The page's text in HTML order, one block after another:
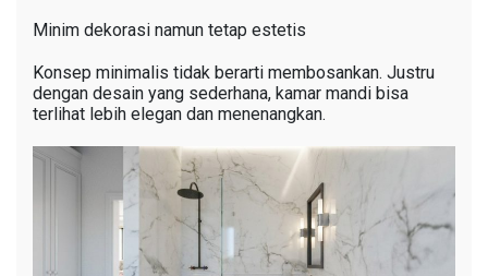
Minim dekorasi namun tetap estetis
Konsep minimalis tidak berarti membosankan. Justru
dengan desain yang sederhana, kamar mandi bisa
terlihat lebih elegan dan menenangkan.